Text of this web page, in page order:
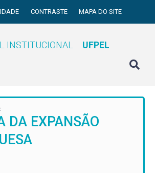
CONTRASTE MAPA DO SITE
INSTITUCIONAL UFPEL
DA EXPANSÃO